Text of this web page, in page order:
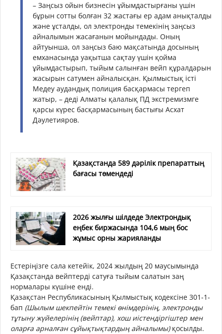
– Заңсыз ойын бизнесін ұйымдастырғаны үшін
бұрын сотты болған 32 жастағы ер адам анықталды
және ұсталды, ол электронды темекінің заңсыз
айналымын жасағанын мойындады. Оның
айтуынша, ол заңсыз баю мақсатында досының
емханасында уақытша сақтау үшін қойма
ұйымдастырып, тыйым салынған вейп құралдарын
жасырын сатумен айналысқан. Қылмыстық істі
Медеу аудандық полиция басқармасы тергеп
жатыр, – деді Алматы қалалық ПД экстремизмге
қарсы күрес басқармасының бастығы Асхат
Дәулетияров.
Қазақстанда 589 дәрілік препараттың
бағасы төмендеді
2026 жылғы шілдеде Электрондық
еңбек биржасында 104,6 мың бос
жұмыс орны жарияланды
Естеріңізге сала кетейік, 2024 жылдың 20 маусымында
Қазақстанда вейптерді сатуға тыйым салатын заң
нормалары күшіне енді.
Қазақстан Республикасының Қылмыстық кодексіне 301-1-
бап (Шылым шекпейтін темекі өнімдерінің, электронды
тұтыну жүйелерінің (вейптар), хош иістендіргіштер мен
оларға арналған сұйықтықтардың айналымы) қосылды.